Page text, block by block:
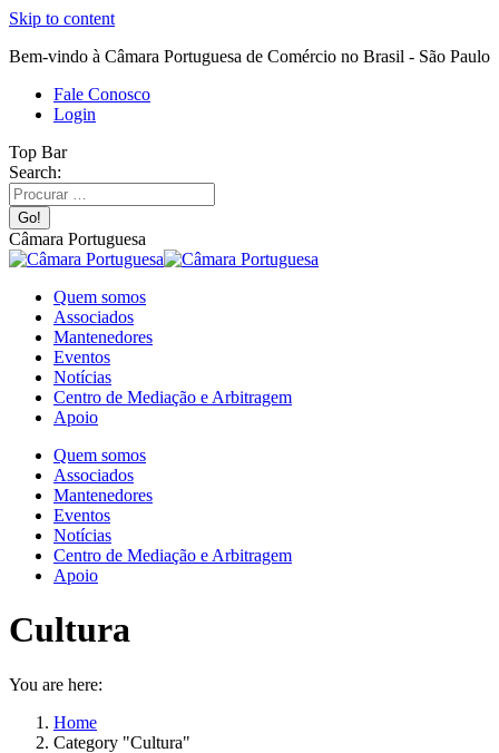
Skip to content
Bem-vindo à Câmara Portuguesa de Comércio no Brasil - São Paulo
Fale Conosco
Login
Top Bar
Search:
Câmara Portuguesa
Quem somos
Associados
Mantenedores
Eventos
Notícias
Centro de Mediação e Arbitragem
Apoio
Quem somos
Associados
Mantenedores
Eventos
Notícias
Centro de Mediação e Arbitragem
Apoio
Cultura
You are here:
Home
Category "Cultura"